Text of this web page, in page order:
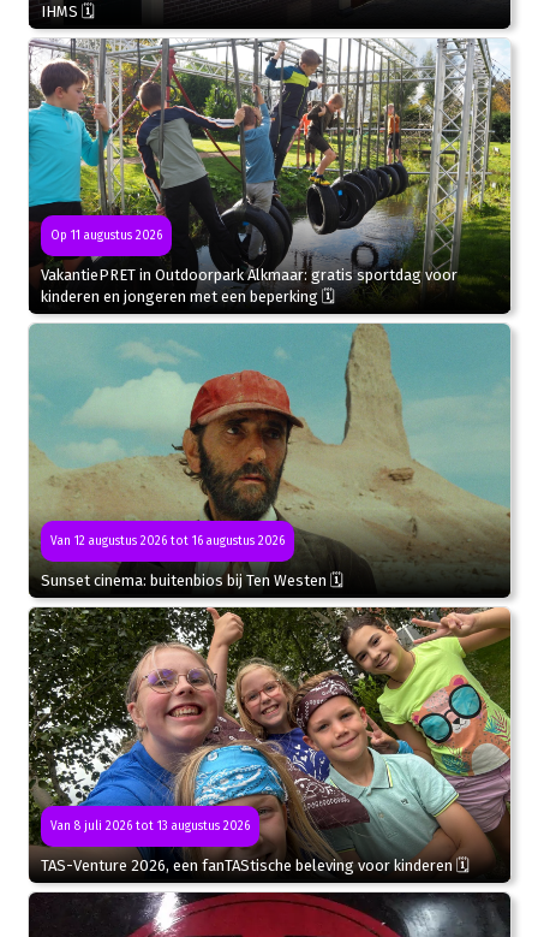
IHMS 🗓
Op 11 augustus 2026
VakantiePRET in Outdoorpark Alkmaar: gratis sportdag voor
kinderen en jongeren met een beperking 🗓
Van 12 augustus 2026 tot 16 augustus 2026
Sunset cinema: buitenbios bij Ten Westen 🗓
Van 8 juli 2026 tot 13 augustus 2026
TAS-Venture 2026, een fanTAStische beleving voor kinderen 🗓